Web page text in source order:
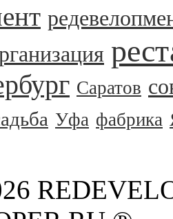
Саратов
Уфа фабрика